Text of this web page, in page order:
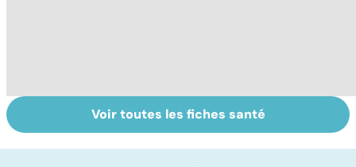
Alimentation :
nos assiettes
Pesticides :
retour au bio ?
Voir toutes les fiches santé